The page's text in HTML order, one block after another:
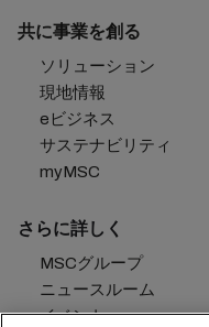
共に事業を創る
ソリューション
現地情報
eビジネス
サステナビリティ
myMSC
さらに詳しく
MSCグループ
ニュースルーム
イベント